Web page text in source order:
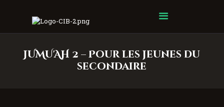
JUMU'AH 2 – Pour les jeunes du
secondaire
Centre Islamique Badr